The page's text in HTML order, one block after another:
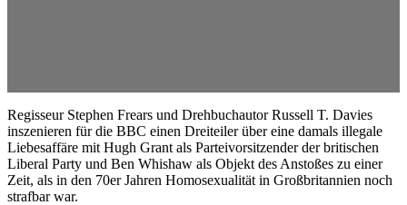
Regisseur Stephen Frears und Drehbuchautor Russell T. Davies
inszenieren für die BBC einen Dreiteiler über eine damals illegale
Liebesaffäre mit Hugh Grant als Parteivorsitzender der britischen
Liberal Party und Ben Whishaw als Objekt des Anstoßes zu einer
Zeit, als in den 70er Jahren Homosexualität in Großbritannien noch
strafbar war.